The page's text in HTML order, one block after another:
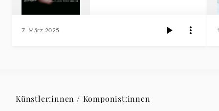
7. März 2025
Künstler:innen / Komponist:innen